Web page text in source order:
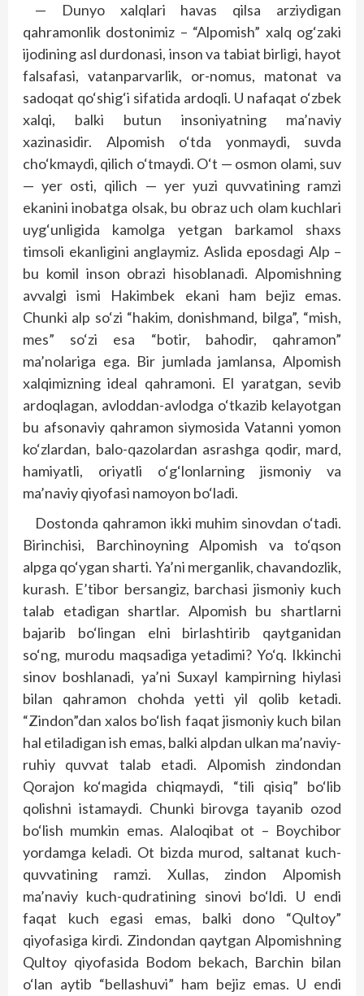
— Dunyo xalqlari havas qilsa arziydigan
qahramonlik dostonimiz – “Alpomish” xalq og‘zaki
ijodining asl durdonasi, inson va tabiat birligi, hayot
falsafasi, vatanparvarlik, or-nomus, matonat va
sadoqat qo‘shig‘i sifatida ardoqli. U nafaqat o‘zbek
xalqi, balki butun insoniyatning ma’naviy
xazinasidir. Alpomish o‘tda yonmaydi, suvda
cho‘kmaydi, qilich o‘tmaydi. O‘t — osmon olami, suv
— yer osti, qilich — yer yuzi quvvatining ramzi
ekanini inobatga olsak, bu obraz uch olam kuchlari
uyg‘unligida kamolga yetgan barkamol shaxs
timsoli ekanligini anglaymiz. Aslida eposdagi Alp –
bu komil inson obrazi hisoblanadi. Alpomishning
avvalgi ismi Hakimbek ekani ham bejiz emas.
Chunki alp so‘zi “hakim, donishmand, bilga”, “mish,
mes” so‘zi esa “botir, bahodir, qahramon”
ma’nolariga ega. Bir jumlada jamlansa, Alpomish
xalqimizning ideal qahramoni. El yaratgan, sevib
ardoqlagan, avloddan-avlodga o‘tkazib kelayotgan
bu afsonaviy qahramon siymosida Vatanni yomon
ko‘zlardan, balo-qazolardan asrashga qodir, mard,
hamiyatli, oriyatli o‘g‘lonlarning jismoniy va
ma’naviy qiyofasi namoyon bo‘ladi.
Dostonda qahramon ikki muhim sinovdan o‘tadi.
Birinchisi, Barchinoyning Alpomish va to‘qson
alpga qo‘ygan sharti. Ya’ni merganlik, chavandozlik,
kurash. E’tibor bersangiz, barchasi jismoniy kuch
talab etadigan shartlar. Alpomish bu shartlarni
bajarib bo‘lingan elni birlashtirib qaytganidan
so‘ng, murodu maqsadiga yetadimi? Yo‘q. Ikkinchi
sinov boshlanadi, ya’ni Suxayl kampirning hiylasi
bilan qahramon chohda yetti yil qolib ketadi.
“Zindon”dan xalos bo‘lish faqat jismoniy kuch bilan
hal etiladigan ish emas, balki alpdan ulkan ma’naviy-
ruhiy quvvat talab etadi. Alpomish zindondan
Qorajon ko‘magida chiqmaydi, “tili qisiq” bo‘lib
qolishni istamaydi. Chunki birovga tayanib ozod
bo‘lish mumkin emas. Alaloqibat ot – Boychibor
yordamga keladi. Ot bizda murod, saltanat kuch-
quvvatining ramzi. Xullas, zindon Alpomish
ma’naviy kuch-qudratining sinovi bo‘ldi. U endi
faqat kuch egasi emas, balki dono “Qultoy”
qiyofasiga kirdi. Zindondan qaytgan Alpomishning
Qultoy qiyofasida Bodom bekach, Barchin bilan
o‘lan aytib “bellashuvi” ham bejiz emas. U endi